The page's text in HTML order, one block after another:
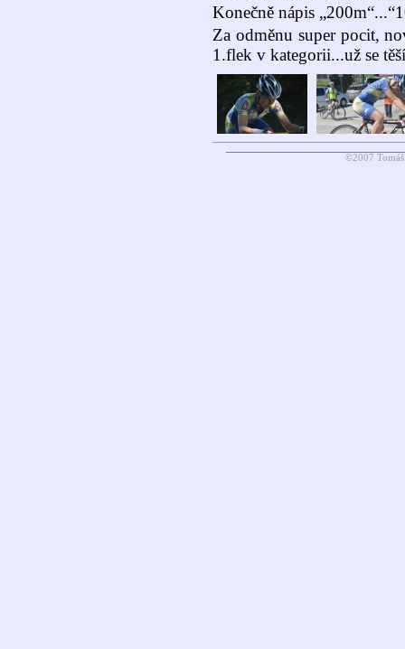
Konečně nápis
Za odměnu super pocit,
1.flek v kategorii...už se
©2007